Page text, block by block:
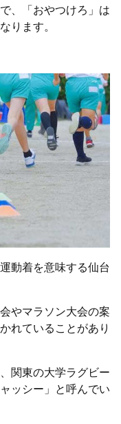
、「おやつけろ」は
ります。
動着を意味する仙台
やマラソン大会の案
れていることがあり
関東の大学ラグビー
ッシー」と呼んでい